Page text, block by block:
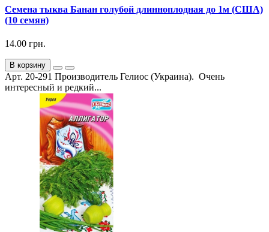
Семена тыква Банан голубой длинноплодная до 1м (США)
(10 семян)
14.00 грн.
В корзину
Арт. 20-291 Производитель Гелиос (Украина). Очень
интересный и редкий...